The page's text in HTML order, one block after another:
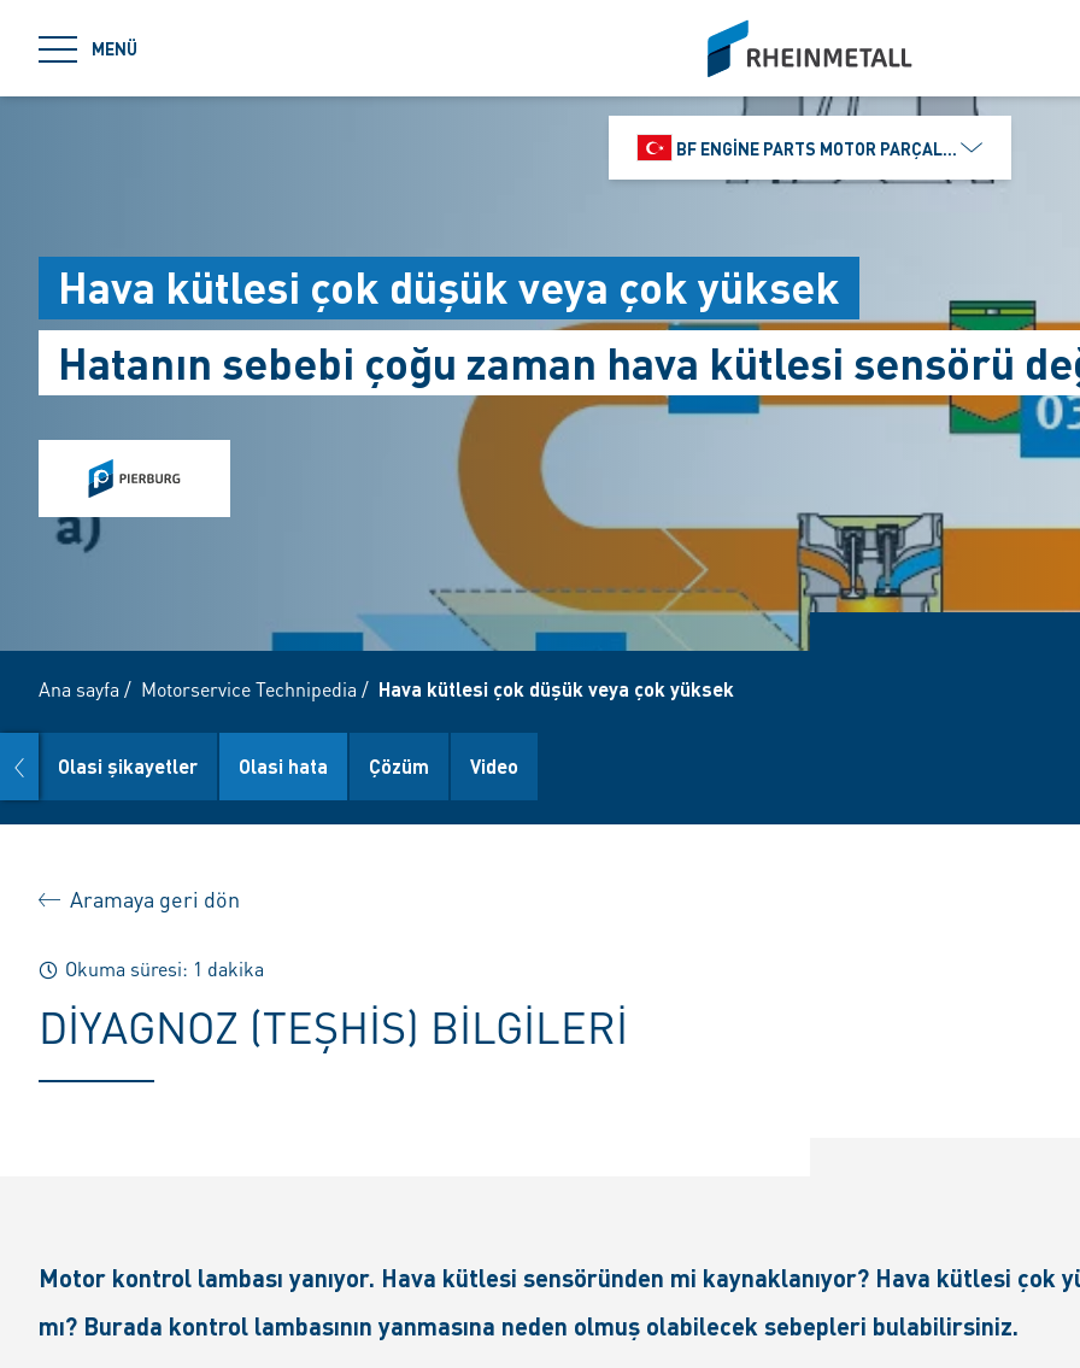
MENÜ
siteLogo
BF ENGINE PARTS MOTOR PARÇALARI DIŞ TIC.
Hava kütlesi çok düşük veya çok yüksek
Hatanın sebebi çoğu zaman hava kütlesi sensörü
Ana sayfa / Motorservice Technipedia / Hava kütlesi çok düşük veya çok yüksek
prev Olasi şikayetler Olasi hata Çözüm Video
Aramaya geri dön
Okuma süresi: 1 dakika
DIYAGNOZ (TEŞHIS) BILGILERI
Motor kontrol lambası yanıyor. Hava kütlesi sensöründen mi kaynaklanıyor? Hava kütlesi çok
mı? Burada kontrol lambasının yanmasına neden olmuş olabilecek sebepleri bulabilirsiniz.